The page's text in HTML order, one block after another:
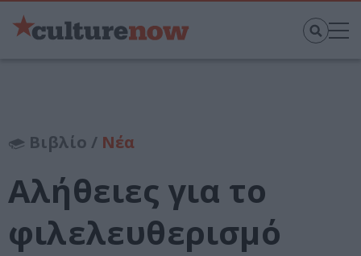
Βιβλίο / Νέα
Αλήθειες για το
φιλελευθερισμό